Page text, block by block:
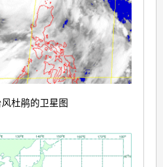
风杜鹃的卫星图